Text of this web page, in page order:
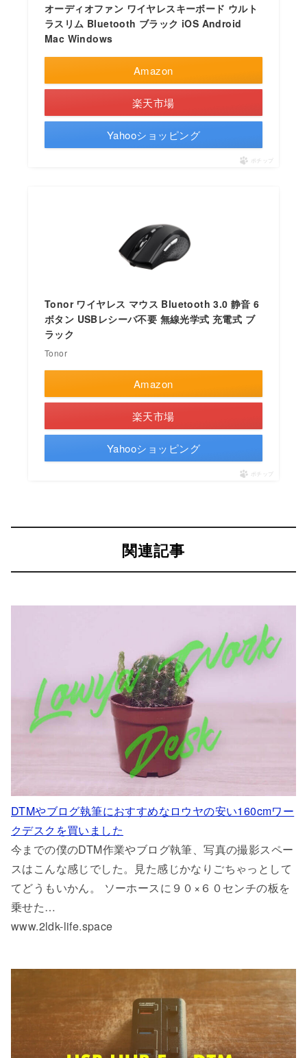
オーディオファン ワイヤレスキーボード ウルト
ラスリム Bluetooth ブラック iOS Android
Mac Windows
Amazon
楽天市場
Yahooショッピング
ポチップ
Tonor ワイヤレス マウス Bluetooth 3.0 静音 6
ボタン USBレシーバ不要 無線光学式 充電式 ブ
ラック
Tonor
Amazon
楽天市場
Yahooショッピング
ポチップ
関連記事
DTMやブログ執筆におすすめなロウヤの安い160cmワー
クデスクを買いました
今までの僕のDTM作業やブログ執筆、写真の撮影スペー
スはこんな感じでした。見た感じかなりごちゃっとして
てどうもいかん。 ソーホースに９０×６０センチの板を
乗せた…
www.2ldk-life.space